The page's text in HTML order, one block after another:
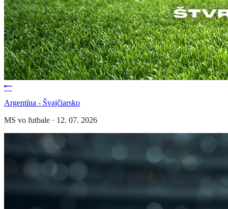
Argentína - Švajčiarsko
MS vo futbale · 12. 07. 2026